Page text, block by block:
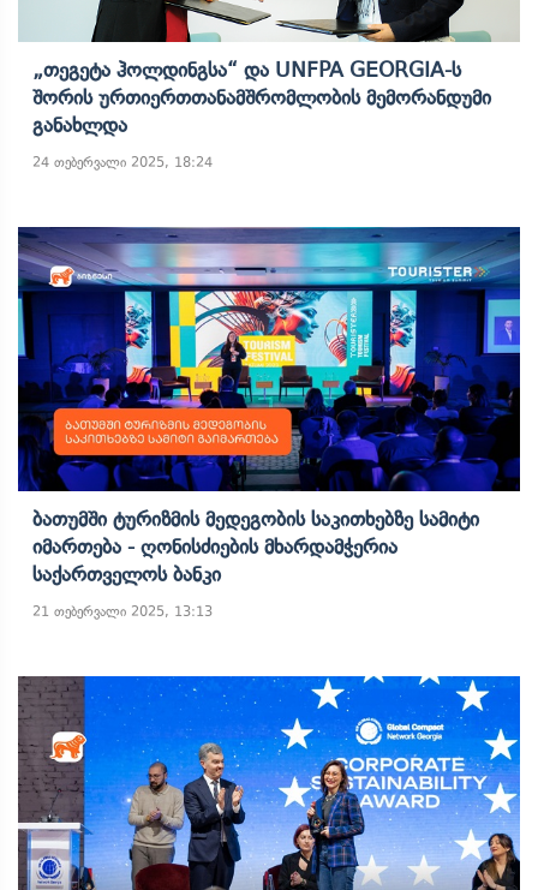
„თეგეტა Ჰოლდინგსა“ Და UNFPA GEORGIA-Ს
Შორის Ურთიერთთანამშრომლობის Მემორანდუმი
Განახლდა
24 თებერვალი 2025, 18:24
Ბათუმში Ტურიზმის Მედეგობის Საკითხებზე Სამიტი
Იმართება - Ღონისძიების Მხარდამჭერია
Საქართველოს Ბანკი
21 თებერვალი 2025, 13:13